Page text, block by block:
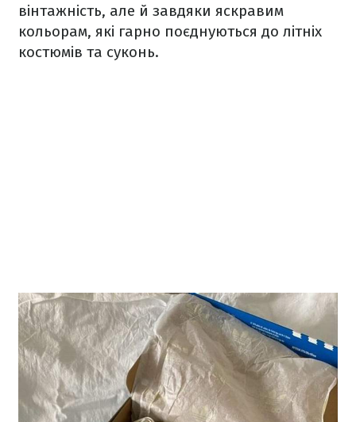
вінтажність, але й завдяки яскравим
кольорам, які гарно поєднуються до літніх
костюмів та суконь.